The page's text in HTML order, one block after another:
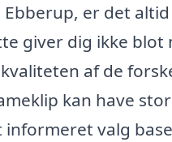
er det
giver dig ikke blot
af de
kan have
valg